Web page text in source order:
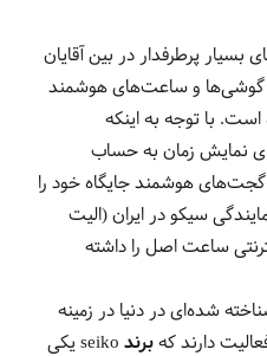
پرطرفدار در بین آقایان
گوشی‌ها و ساعت‌های هوشمند
با توجه به اینکه
نمایش زمان به حساب
گجت‌های هوشمند جایگاه خود را
سیکو در ایران (الیت
ساعت اصل را داشته
شده‌ای در دنیا در زمینه
دارند کهبرند seiko
یکی